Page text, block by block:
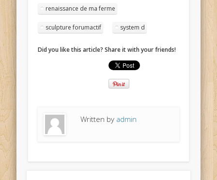
renaissance de ma ferme
sculpture forumactif system d
Did you like this article? Share it with your friends!
Written by admin